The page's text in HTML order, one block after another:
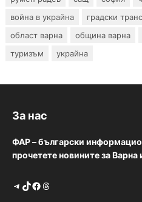
война в украйна
градски
област варна
община варна
туризъм
украйна
За нас
ФАР – български
прочетете новините за Варна
Telegram TikTok Facebook Threads